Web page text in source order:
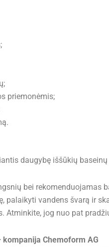
priemonėmis;
daugybę iššūkių
bei rekomenduojamas
palaikyti vandens švarą ir
Atminkite, jog nuo pat
Chemoform AG